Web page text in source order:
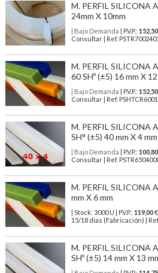
M. PERFIL SILICONA
24mm X 10mm
| Bajo Demanda | P.V.P.: 152,50
Consultar | Ref.
M. PERFIL SILICONA
60 SHº (±5) 16 mm X
| Bajo Demanda | P.V.P.: 152,50
Consultar | Ref.
M. PERFIL SILICONA
SH° (±5) 40 mm X 4 mm
| Bajo Demanda | P.V.P.: 100,80
Consultar | Ref.
M. PERFIL SILICONA
mm X 6 mm
| Stock: 3000 U | P.V.P.: 119,00€
15/18 días (Fabricación) |
M. PERFIL SILICONA
SHº (±5) 14 mm X 13